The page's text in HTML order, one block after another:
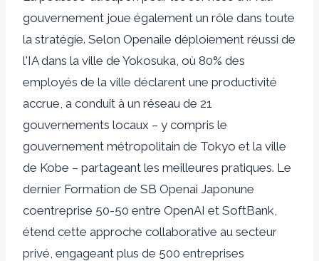
gouvernement joue également un rôle dans toute
la stratégie. Selon Openaile déploiement réussi de
l'IA dans la ville de Yokosuka, où 80% des
employés de la ville déclarent une productivité
accrue, a conduit à un réseau de 21
gouvernements locaux – y compris le
gouvernement métropolitain de Tokyo et la ville
de Kobe – partageant les meilleures pratiques. Le
dernier Formation de SB Openai Japonune
coentreprise 50-50 entre OpenAI et SoftBank,
étend cette approche collaborative au secteur
privé, engageant plus de 500 entreprises